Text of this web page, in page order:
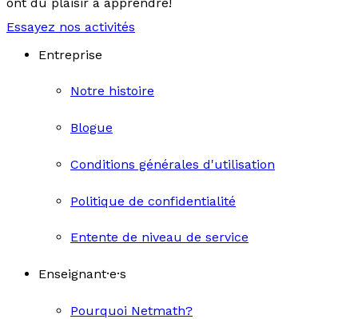
Essayez nos activités
Entreprise
Notre histoire
Blogue
Conditions générales d'utilisation
Politique de confidentialité
Entente de niveau de service
Enseignant·e·s
Pourquoi Netmath?